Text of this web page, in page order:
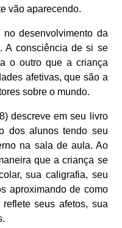
vão aparecendo.
desenvolvimento da
A consciência de si se
o outro que a criança
afetivas, que são a
sobre o mundo.
descreve em seu livro
dos alunos tendo seu
na sala de aula. Ao
que a criança se
sua caligrafia, seu
aproximando de como
seus afetos, sua